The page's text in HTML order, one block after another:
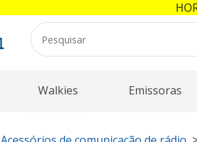
Walkies Emissoras